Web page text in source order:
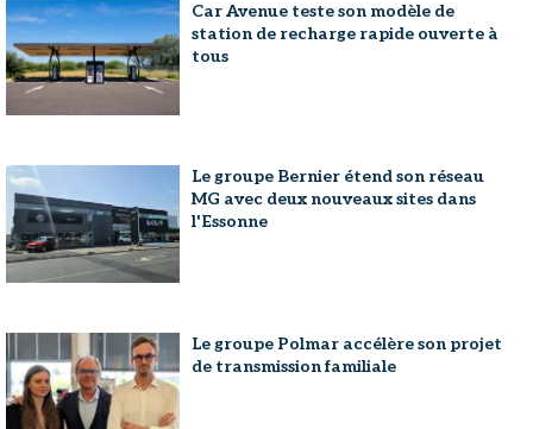
Car Avenue teste son modèle de
station de recharge rapide ouverte à
tous
Le groupe Bernier étend son réseau
MG avec deux nouveaux sites dans
l'Essonne
Le groupe Polmar accélère son projet
de transmission familiale